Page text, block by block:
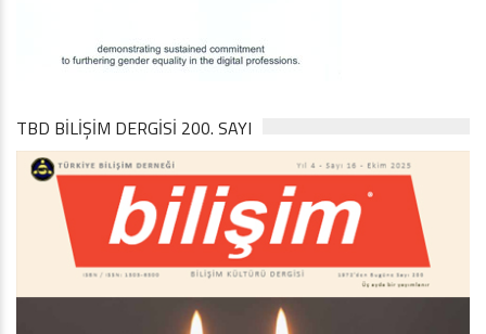
TBD BILIŞIM DERGISI 200. SAYI